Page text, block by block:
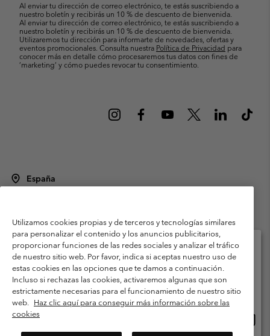
Al enviar tu dirección de correo electrónico, te estás suscribiendo a
nuestro boletín y recibirás un 10 % de descuento de bienvenida.
Al enviar tu dirección de correo electrónico, te estás suscribiendo a
nuestro boletín y recibirás un 10 % de descuento de bienvenida.
Utilizaremos tu dirección para informarte de novedades, ofertas y
eventos promocionales. Consulta nuestra Política de Privacidad para
conocer más en detalle cómo procesaremos tus datos con fines de
’marketing’ y cómo puedes revocar tu consentimiento.
España
Condiciones de uso
Terminos de Venta
Garantía
Política de Privacidad
Términos y condiciones del programa de miembros
Términos De Uso Del Contenido Generado Por Los Usuarios
Impressum
Cookies Public CBCR
Utilizamos cookies propias y de terceros y tecnologías similares
para personalizar el contenido y los anuncios publicitarios,
proporcionar funciones de las redes sociales y analizar el tráfico
de nuestro sitio web. Por favor, indica si aceptas nuestro uso de
estas cookies en las opciones que te damos a continuación.
Incluso si rechazas las cookies, activaremos algunas que son
estrictamente necesarias para el funcionamiento de nuestro sitio
web. Haz clic aquí para conseguir más información sobre las
cookies
Selecciona tu país e idioma envío
Compras en línea disponibles